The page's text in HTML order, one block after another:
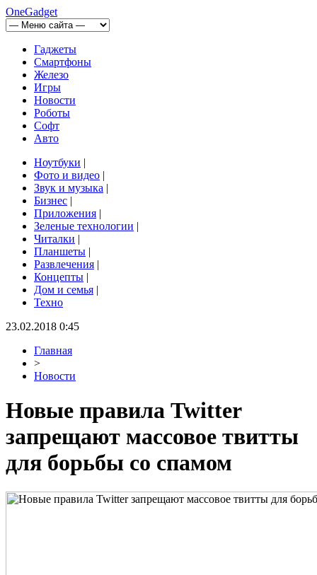
OneGadget
Гаджеты
Смартфоны
Железо
Игры
Новости
Роботы
Софт
Авто
Ноутбуки |
Фото и видео |
Звук и музыка |
Бизнес |
Приложения |
Зеленые технологии |
Читалки |
Планшеты |
Развлечения |
Концепты |
Дом и семья |
Техно
23.02.2018 0:45
Главная
>
Новости
Новые правила Twitter
запрещают массовое твитты
для борьбы со спамом